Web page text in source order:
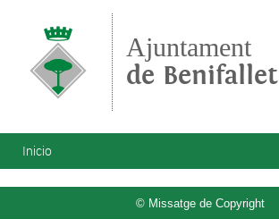
Ajuntament
de Benifallet
Se encuentra usted aquí
Inicio
© Missatge de Copyright